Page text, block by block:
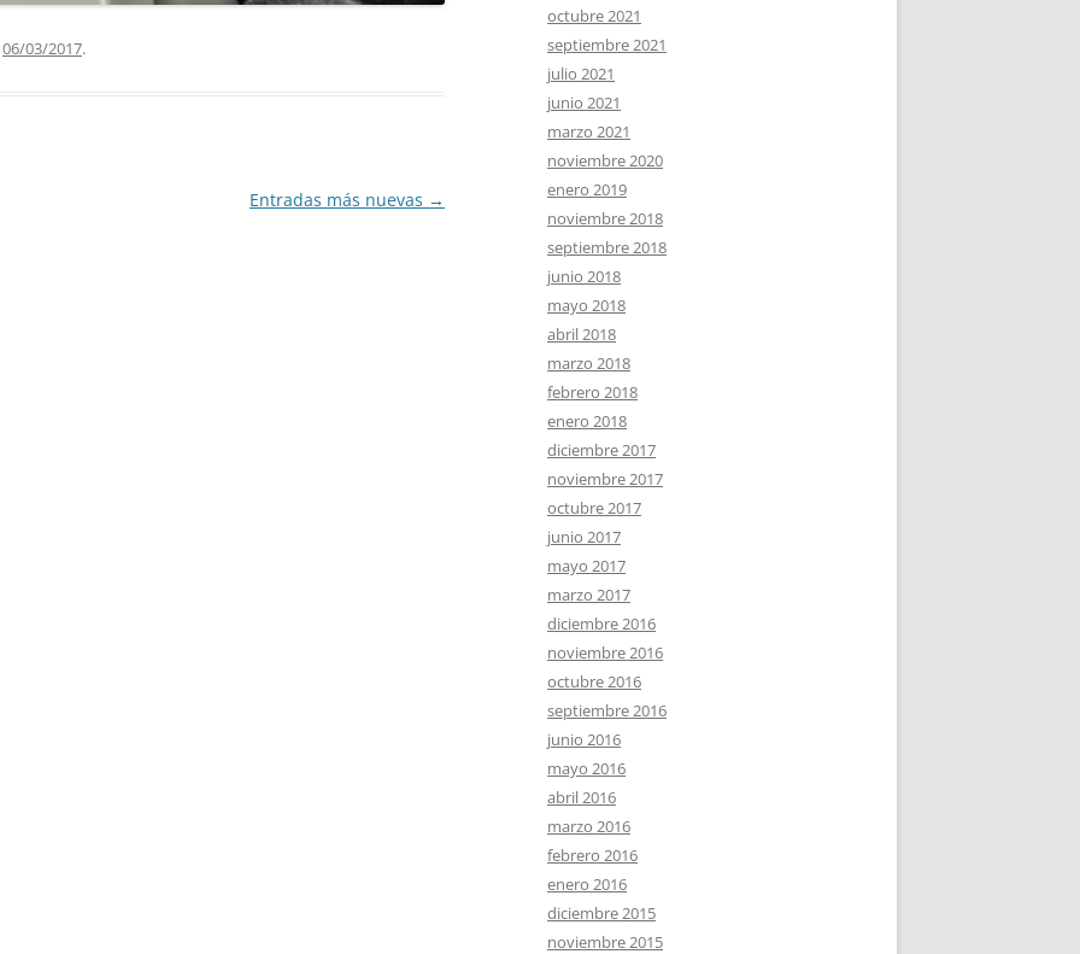
06/03/2017.
Entradas más nuevas →
octubre 2021
septiembre 2021
julio 2021
junio 2021
marzo 2021
noviembre 2020
enero 2019
noviembre 2018
septiembre 2018
junio 2018
mayo 2018
abril 2018
marzo 2018
febrero 2018
enero 2018
diciembre 2017
noviembre 2017
octubre 2017
junio 2017
mayo 2017
marzo 2017
diciembre 2016
noviembre 2016
octubre 2016
septiembre 2016
junio 2016
mayo 2016
abril 2016
marzo 2016
febrero 2016
enero 2016
diciembre 2015
noviembre 2015